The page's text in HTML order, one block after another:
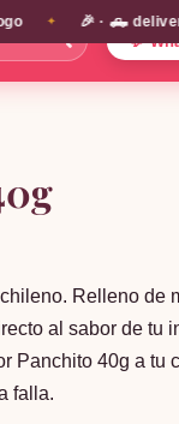
✦ 🎉 · 🛻 delivery
🔍 💬
Relleno de
al sabor de tu
Panchito 40g a tu
falla.